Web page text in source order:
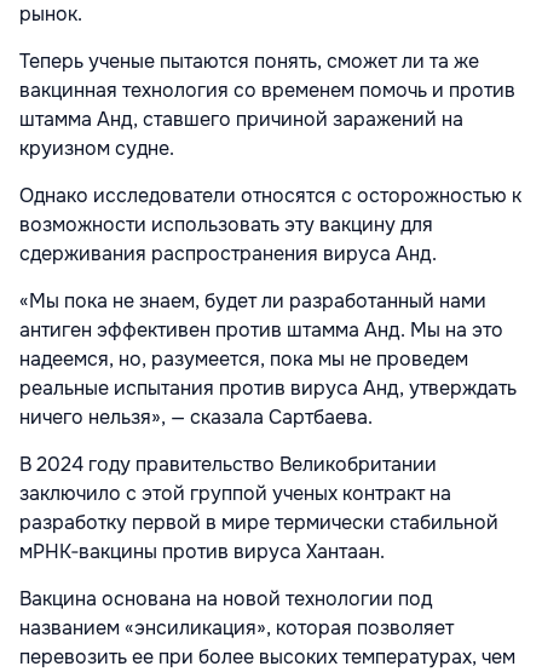
рынок.
Теперь ученые пытаются понять, сможет ли та же
вакцинная технология со временем помочь и против
штамма Анд, ставшего причиной заражений на
круизном судне.
Однако исследователи относятся с осторожностью к
возможности использовать эту вакцину для
сдерживания распространения вируса Анд.
«Мы пока не знаем, будет ли разработанный нами
антиген эффективен против штамма Анд. Мы на это
надеемся, но, разумеется, пока мы не проведем
реальные испытания против вируса Анд, утверждать
ничего нельзя», — сказала Сартбаева.
В 2024 году правительство Великобритании
заключило с этой группой ученых контракт на
разработку первой в мире термически стабильной
мРНК‑вакцины против вируса Хантаан.
Вакцина основана на новой технологии под
названием «энсиликация», которая позволяет
перевозить ее при более высоких температурах, чем